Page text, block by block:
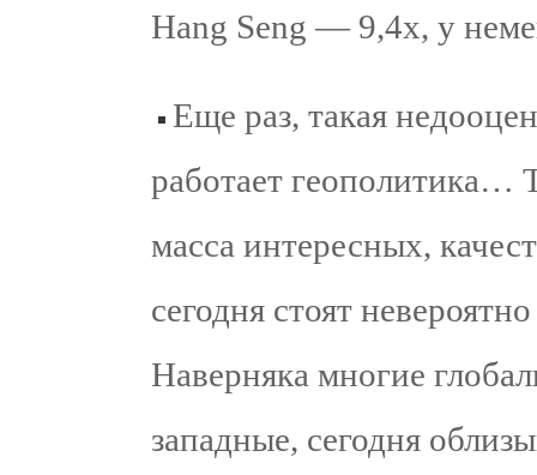
Hang Seng — 9,4х, у
Еще раз, такая
работает геополитика…
масса интересных,
сегодня стоят
Наверняка многие
западные, сегодня